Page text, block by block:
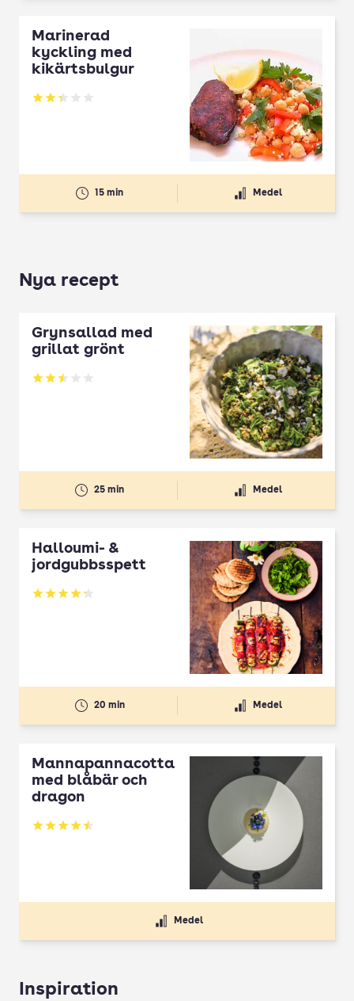
Marinerad
kyckling med
kikärtsbulgur
Betyg: 2.33 av 5
15 min Medel
Nya recept
Grynsallad med
grillat grönt
Betyg: 2.5 av 5
25 min Medel
Halloumi- &
jordgubbsspett
Betyg: 4.3 av 5
20 min Medel
Mannapannacotta
med blåbär och
dragon
Betyg: 4.5 av 5
Medel
Inspiration